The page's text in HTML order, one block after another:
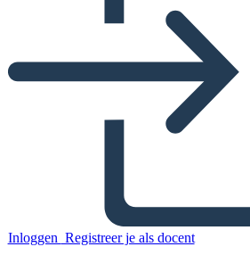
Inloggen Registreer je als docent